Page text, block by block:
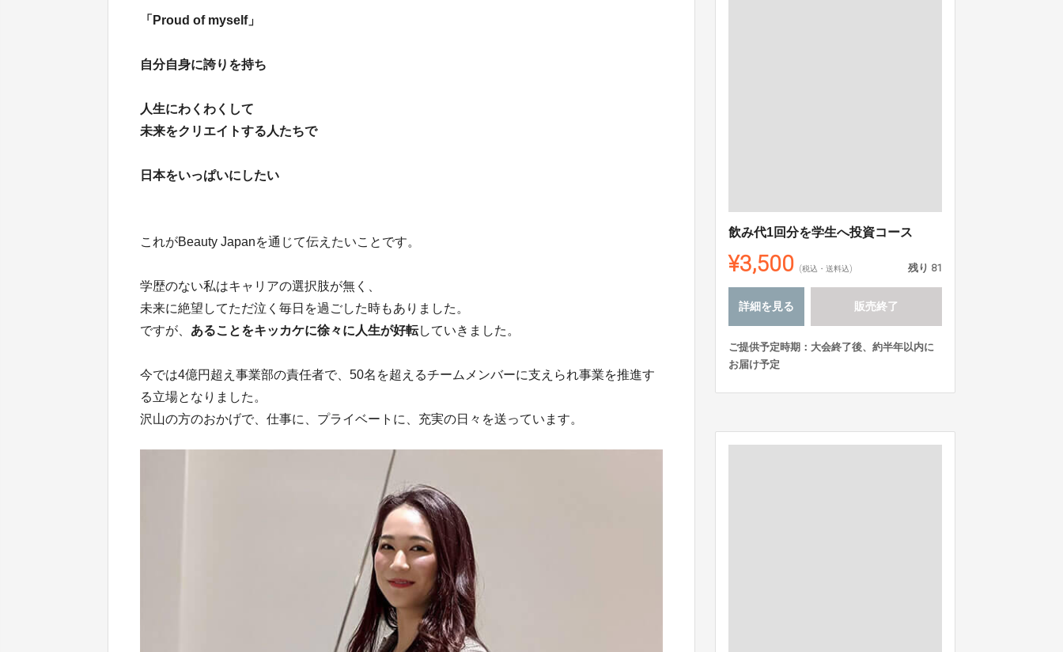
「Proud of myself」
自分自身に誇りを持ち
人生にわくわくして
未来をクリエイトする人たちで
日本をいっぱいにしたい
これがBeauty Japanを通じて伝えたいことです。
学歴のない私はキャリアの選択肢が無く、
未来に絶望してただ泣く毎日を過ごした時もありました。
ですが、 あることをキッカケに徐々に人生が好転していきました。
今では4億円超え事業部の責任者で、50名を超えるチームメンバーに支えられ事業を推進す
る立場となりました。
沢山の方のおかげで、仕事に、プライベートに、充実の日々を送っています。
飲み代1回分を学生へ投資コース
¥3,500 (税込・送料込) 残り 81
詳細を見る 販売終了
ご提供予定時期：大会終了後、約半年以内に
お届け予定